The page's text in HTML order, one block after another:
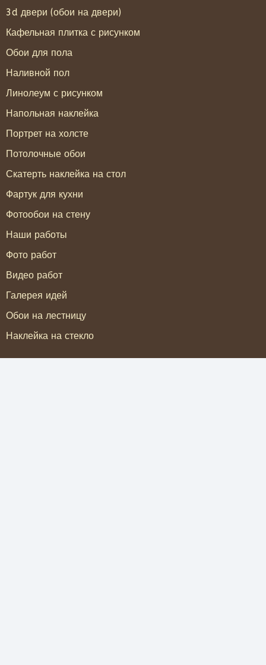
3d двери (обои на двери)
Кафельная плитка с рисунком
Обои для пола
Наливной пол
Линолеум с рисунком
Напольная наклейка
Портрет на холсте
Потолочные обои
Скатерть наклейка на стол
Фартук для кухни
Фотообои на стену
Наши работы
Фото работ
Видео работ
Галерея идей
Обои на лестницу
Наклейка на стекло